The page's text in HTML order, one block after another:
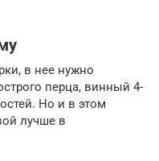
в нее нужно
перца, винный 4-
Но и в этом
лучше в